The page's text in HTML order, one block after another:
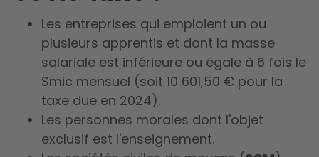
Les entreprises qui emploient un ou
plusieurs apprentis et dont la masse
salariale est inférieure ou égale à 6 fois le
Smic mensuel (soit 10 601,50 € pour la
taxe due en 2024).
Les personnes morales dont l'objet
exclusif est l'enseignement.